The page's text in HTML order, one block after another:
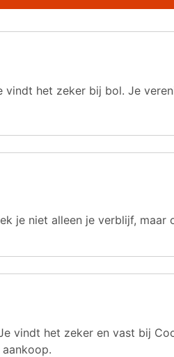
vindt het zeker bij bol. Je
je niet alleen je verblijf,
vindt het zeker en vast bij